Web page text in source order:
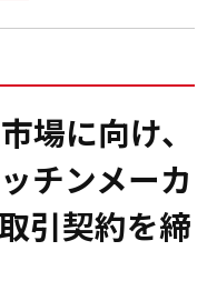
場に向け、
チンメーカ
引契約を締